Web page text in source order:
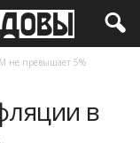
не превышает 5%
в